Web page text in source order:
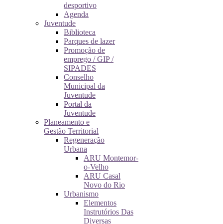
desportivo
Agenda
Juventude
Biblioteca
Parques de lazer
Promoção de
emprego / GIP /
SIPADES
Conselho
Municipal da
Juventude
Portal da
Juventude
Planeamento e
Gestão Territorial
Regeneração
Urbana
ARU Montemor-
o-Velho
ARU Casal
Novo do Rio
Urbanismo
Elementos
Instrutórios Das
Diversas